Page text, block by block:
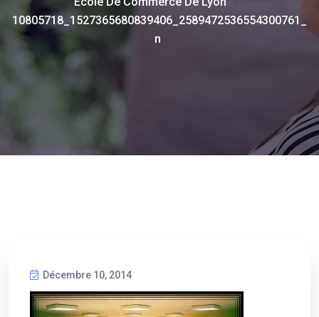
10805718_1527365680839406_2589472536554300761_
N
Décembre 10, 2014